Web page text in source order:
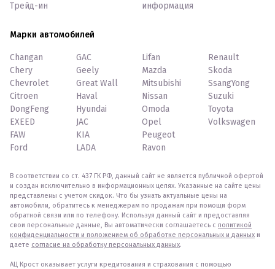
Трейд-ин
информация
Марки автомобилей
Changan
Chery
Chevrolet
Citroen
DongFeng
EXEED
FAW
Ford
GAC
Geely
Great Wall
Haval
Hyundai
JAC
KIA
LADA
Lifan
Mazda
Mitsubishi
Nissan
Omoda
Opel
Peugeot
Ravon
Renault
Skoda
SsangYong
Suzuki
Toyota
Volkswagen
В соответствии со ст. 437 ГК РФ, данный сайт не является публичной офертой
и создан исключительно в информационных целях. Указанные на сайте цены
представлены с учетом скидок. Что бы узнать актуальные цены на
автомобили, обратитесь к менеджерам по продажам при помощи форм
обратной связи или по телефону. Используя данный сайт и предоставляя
свои персональные данные, Вы автоматически соглашаетесь с политикой
конфиденциальности и положением об обработке персональных и данных и
даете согласие на обработку персональных данных.
АЦ Крост оказывает услуги кредитования и страхования с помощью